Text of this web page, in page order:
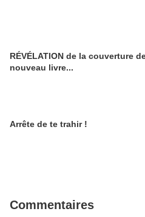
RÉVÉLATION de la couverture
nouveau livre...
Arrête de te trahir !
Commentaires